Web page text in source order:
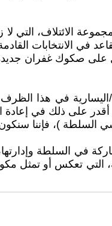
الائتلاف، التي
الانتخابات
صكوك غفران
اليسارية في هذا
على ذلك في إعادة
)، فإننا
في السلطة
التي تعكس أو تمثل